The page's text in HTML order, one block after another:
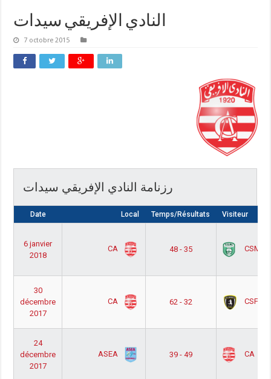
النادي الإفريقي سيدات
7 octobre 2015
رزنامة النادي الإفريقي سيدات
Date Local Temps/Résultats Visiteur
6 janvier
2018
CA 48 - 35 CSMA
30
décembre
2017
CA 62 - 32 CSF
24
décembre
2017
ASEA 39 - 49 CA